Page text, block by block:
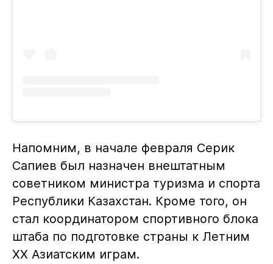
Напомним, в начале февраля Серик
Сапиев был назначен внештатным
советником министра туризма и спорта
Республики Казахстан. Кроме того, он
стал координатором спортивного блока
штаба по подготовке страны к Летним
XX Азиатским играм.